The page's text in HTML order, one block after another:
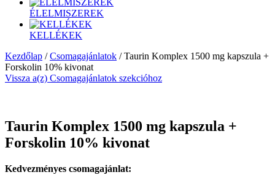
ÉLELMISZEREK
KELLÉKEK
Kezdőlap /Csomagajánlatok / Taurin Komplex 1500 mg kapszula +
Forskolin 10% kivonat
Vissza a(z) Csomagajánlatok szekcióhoz
Taurin Komplex 1500 mg kapszula +
Forskolin 10% kivonat
Kedvezményes csomagajánlat: